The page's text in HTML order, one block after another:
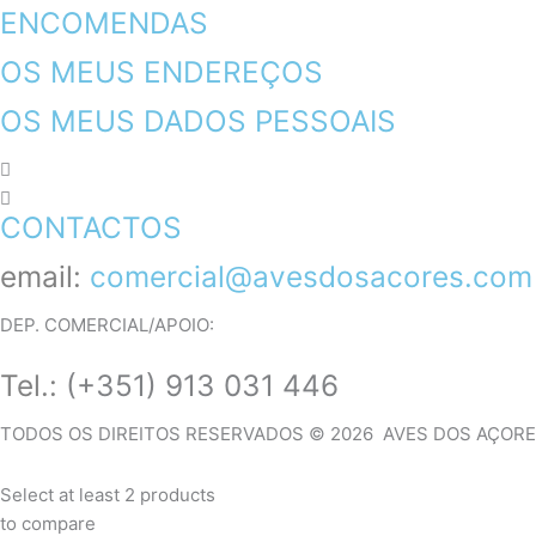
ENCOMENDAS
OS MEUS ENDEREÇOS
OS MEUS DADOS PESSOAIS
CONTACTOS
email: comercial@avesdosacores.com
DEP. COMERCIAL/APOIO:
Tel.: (+351) 913 031 446
TODOS OS DIREITOS RESERVADOS © 2026 AVES DOS
Select at least 2 products
to compare